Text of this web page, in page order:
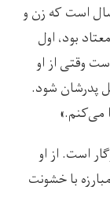
است که زن و
بود، اول
وقتی از او
پدرشان شود.
می‌کنم.»
است. از او
جهانی مبارزه با خشونت